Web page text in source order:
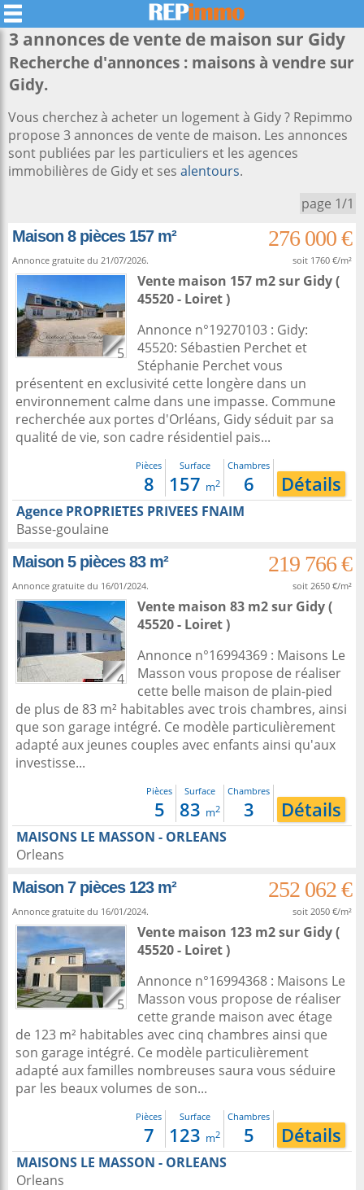
3 annonces de vente de maison sur Gidy
Recherche d'annonces : maisons à vendre sur
Gidy.
Vous cherchez à acheter un logement à Gidy ? Repimmo
propose 3 annonces de vente de maison. Les annonces
sont publiées par les particuliers et les agences
immobilières de Gidy et ses alentours.
page 1/1
Maison 8 pièces 157 m²
276 000 €
Annonce gratuite du 21/07/2026. soit 1760 €/m²
5
Vente maison 157 m2sur Gidy(
45520 - Loiret )
Annonce n°19270103 : Gidy:
45520: Sébastien Perchet et
Stéphanie Perchet vous
présentent en exclusivité cette longère dans un
environnement calme dans une impasse. Commune
recherchée aux portes d'Orléans, Gidy séduit par sa
qualité de vie, son cadre résidentiel pais...
Pièces
8
Surface
157 m2
Chambres
6 Détails
Agence PROPRIETES PRIVEES FNAIM
Basse-goulaine
Maison 5 pièces 83 m²
219 766 €
Annonce gratuite du 16/01/2024. soit 2650 €/m²
4
Vente maison 83 m2sur Gidy(
45520 - Loiret )
Annonce n°16994369 : Maisons Le
Masson vous propose de réaliser
cette belle maison de plain-pied
de plus de 83 m² habitables avec trois chambres, ainsi
que son garage intégré. Ce modèle particulièrement
adapté aux jeunes couples avec enfants ainsi qu'aux
investisse...
Pièces
5
Surface
83 m2
Chambres
3 Détails
MAISONS LE MASSON - ORLEANS
Orleans
Maison 7 pièces 123 m²
252 062 €
Annonce gratuite du 16/01/2024. soit 2050 €/m²
5
Vente maison 123 m2sur Gidy(
45520 - Loiret )
Annonce n°16994368 : Maisons Le
Masson vous propose de réaliser
cette grande maison avec étage
de 123 m² habitables avec cinq chambres ainsi que
son garage intégré. Ce modèle particulièrement
adapté aux familles nombreuses saura vous séduire
par les beaux volumes de son...
Pièces
7
Surface
123 m2
Chambres
5 Détails
MAISONS LE MASSON - ORLEANS
Orleans